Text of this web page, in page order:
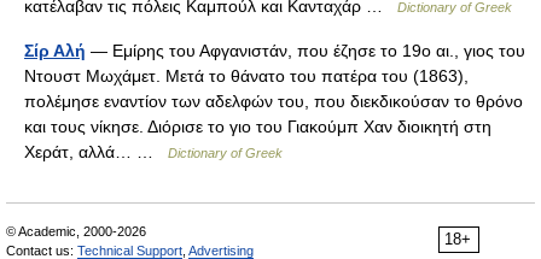
κατέλαβαν τις πόλεις Καμπούλ και Κανταχάρ …
Dictionary of Greek
Σίρ Αλή — Εμίρης του Αφγανιστάν, που έζησε το 19o αι., γιος του
Ντουστ Μωχάμετ. Μετά το θάνατο του πατέρα του (1863),
πολέμησε εναντίον των αδελφών του, που διεκδικούσαν το θρόνο
και τους νίκησε. Διόρισε το γιο του Γιακούμπ Χαν διοικητή στη
Χεράτ, αλλά… …
Dictionary of Greek
18+
© Academic, 2000-2026
Contact us: Technical Support Advertising